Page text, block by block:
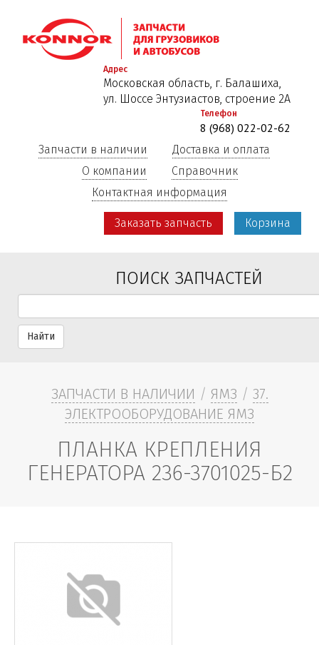
к
основному
Адрес
Московская область, г. Балашиха,
ул. Шоссе Энтузиастов, строение 2А
Телефон
8 (968) 022-02-62
Запчасти в наличии
Доставка и оплата
О компании
Справочник
Контактная информация
Заказать запчасть Корзина
ПОИСК ЗАПЧАСТЕЙ
Найти
ЗАПЧАСТИ В НАЛИЧИИ / ЯМЗ / 37.
ЭЛЕКТРООБОРУДОВАНИЕ ЯМЗ
ПЛАНКА КРЕПЛЕНИЯ
ГЕНЕРАТОРА 236-3701025-Б2